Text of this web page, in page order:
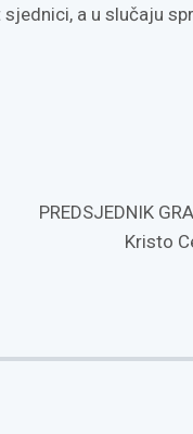
a u slučaju
PREDSJEDNIK
Kristo